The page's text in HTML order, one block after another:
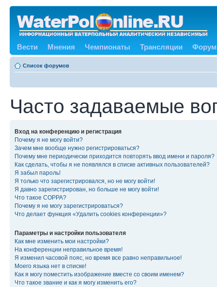
Вести Мнения Чемпионаты Трансляции Форум
Список форумов
Часто задаваемые
Вход на конференцию и регистрация
Почему я не могу войти?
Зачем мне вообще нужно регистрироваться?
Почему мне периодически приходится повторять ввод имени и пароля?
Как сделать, чтобы я не появлялся в списке активных пользователей?
Я забыл пароль!
Я только что зарегистрировался, но не могу войти!
Я давно зарегистрирован, но больше не могу войти!
Что такое COPPA?
Почему я не могу зарегистрироваться?
Что делает функция «Удалить cookies конференции»?
Параметры и настройки пользователя
Как мне изменить мои настройки?
На конференции неправильное время!
Я изменил часовой пояс, но время все равно неправильное!
Моего языка нет в списке!
Как я могу поместить изображение вместе со своим именем?
Что такое звание и как я могу изменить его?